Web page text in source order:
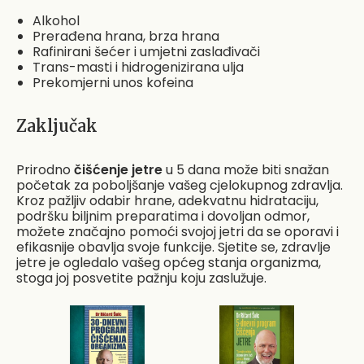
Alkohol
Prerađena hrana, brza hrana
Rafinirani šećer i umjetni zaslađivači
Trans-masti i hidrogenizirana ulja
Prekomjerni unos kofeina
Zaključak
Prirodno čišćenje jetreu 5 dana može biti snažan
početak za poboljšanje vašeg cjelokupnog zdravlja.
Kroz pažljiv odabir hrane, adekvatnu hidrataciju,
podršku biljnim preparatima i dovoljan odmor,
možete značajno pomoći svojoj jetri da se oporavi i
efikasnije obavlja svoje funkcije. Sjetite se, zdravlje
jetre je ogledalo vašeg općeg stanja organizma,
stoga joj posvetite pažnju koju zaslužuje.